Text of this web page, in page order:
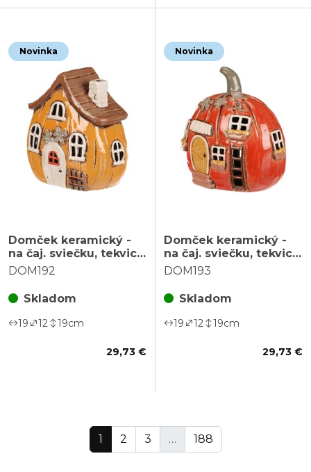
Novinka
Domček keramický -
na čaj. sviečku, tekvica
so strieškou, oranžový
DOM192
Skladom
19 12 19cm
29,73 €
Novinka
Domček keramický -
na čaj. sviečku, tekvica
s vínnou révou,
DOM193
Skladom
19 12 19cm
29,73 €
1 2 3 … 188